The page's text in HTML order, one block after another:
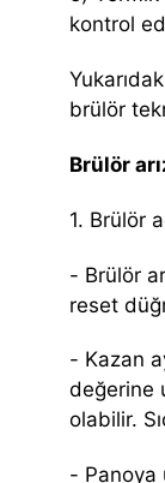
kontrol
brülör
Brülör
1. Brülör
- Brülör
reset
- Kazan
değerine
olabilir.
- Panoya